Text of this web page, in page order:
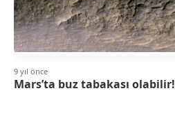
9 yıl önce
Mars’ta buz tabakası olabilir!